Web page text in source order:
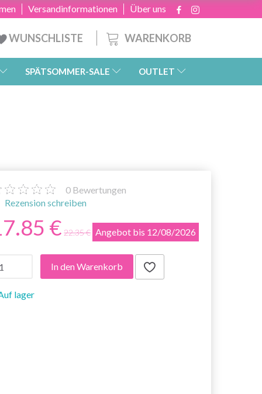
Über uns
Versandinformationen
WARENKORB
WUNSCHLISTE
SPÄTSOMMER-SALE OUTLET
0 Bewertungen
Rezension schreiben
€ 22.35 € Angebot bis 12/08/2026
In den Warenkorb
lager